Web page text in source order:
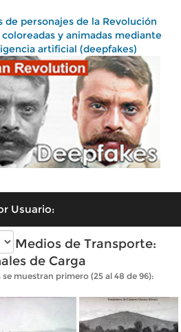
de personajes de la Revolución
y animadas mediante
artificial (deepfakes)
Usuario:
Medios de Transporte:
de Carga
muestran primero (25 al 48 de 96):